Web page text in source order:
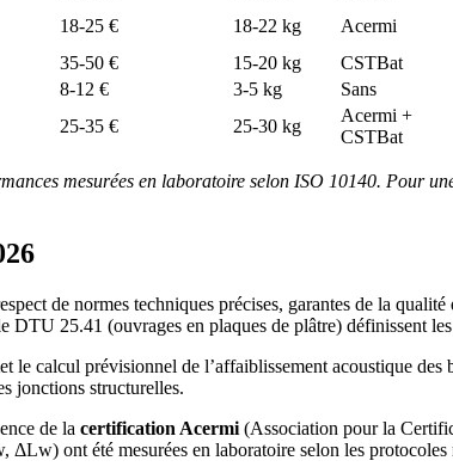
18-25 € 18-22 kg Acermi
35-50 € 15-20 kg CSTBat
8-12 € 3-5 kg Sans
25-35 € 25-30 kg
Acermi +
CSTBat
mesurées en laboratoire selon ISO 10140. Pour
de normes techniques précises, garantes de la
25.41 (ouvrages en plaques de plâtre) définissent
le calcul prévisionnel de l’affaiblissement acoustique des
jonctions structurelles.
de la certification Acermi (Association pour la
ΔLw) ont été mesurées en laboratoire selon les